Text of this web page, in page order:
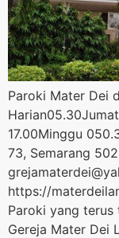
Paroki Mater Dei
17.00Minggu
73, Semarang
https://
Paroki yang terus
Gereja Mater Dei